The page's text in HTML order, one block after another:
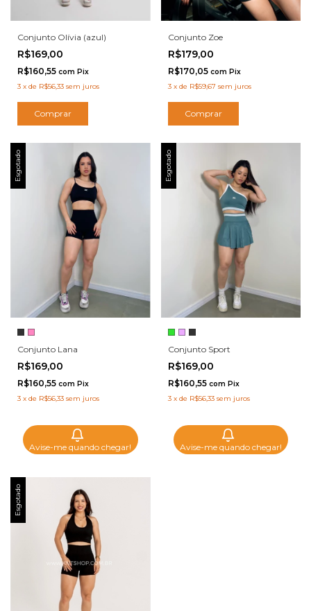
Conjunto Olívia (azul)
R$169,00
R$160,55 com Pix
3 x de R$56,33 sem juros
Comprar
Conjunto Zoe
R$179,00
R$170,05 com Pix
3 x de R$59,67 sem juros
Comprar
Esgotado
Conjunto Lana
R$169,00
R$160,55 com Pix
3 x de R$56,33 sem juros
Avise-me quando chegar!
Esgotado
Conjunto Sport
R$169,00
R$160,55 com Pix
3 x de R$56,33 sem juros
Avise-me quando chegar!
Esgotado